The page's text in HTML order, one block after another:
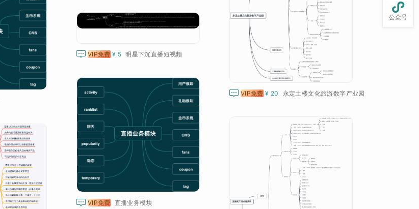
 VIP免费 ¥ 20 永定土楼文化旅游数字产业园
 VIP免费 ¥ 5 明星下沉直播短视频
 VIP免费 直播业务模块

公众号